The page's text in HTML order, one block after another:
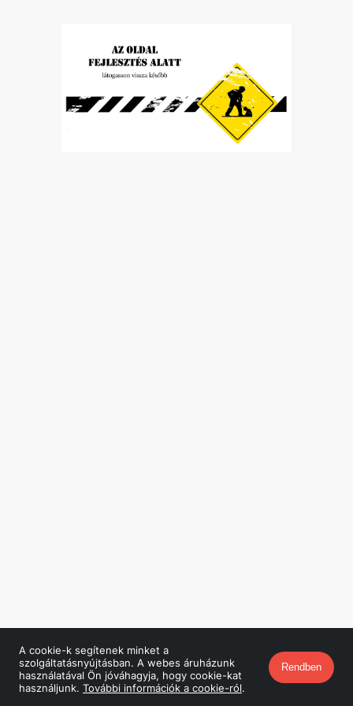
A cookie-k segítenek minket a
szolgáltatásnyújtásban. A webes áruházunk
használatával Ön jóváhagyja, hogy cookie-kat
használjunk. További információk a cookie-ról.
Rendben